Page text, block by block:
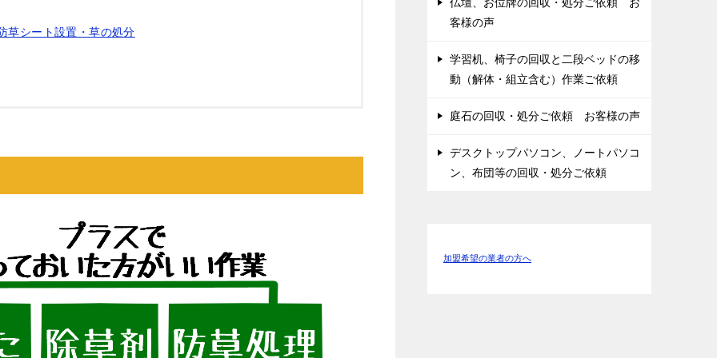
草シート設置・草の処分
客様の声
学習机、椅子の回収と二段ベッドの移
動（解体・組立含む）作業ご依頼
庭石の回収・処分ご依頼 お客様の声
デスクトップパソコン、ノートパソコ
ン、布団等の回収・処分ご依頼
加盟希望の業者の方へ